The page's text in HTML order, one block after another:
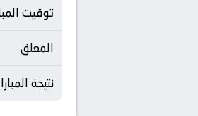
توقيت
المعلق
نتيجة